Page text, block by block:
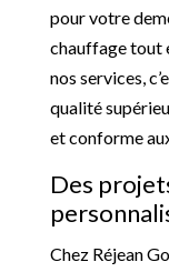
pour votre
chauffage tout
nos services,
qualité
et conforme
Des
Chez Réjean